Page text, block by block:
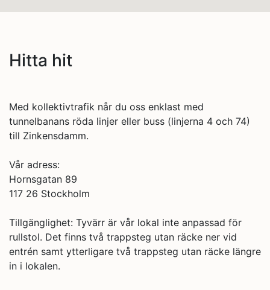
Hitta hit
Med kollektivtrafik når du oss enklast med
tunnelbanans röda linjer eller buss (linjerna 4 och 74)
till Zinkensdamm.
Vår adress:
Hornsgatan 89
117 26 Stockholm
Tillgänglighet: Tyvärr är vår lokal inte anpassad för
rullstol. Det finns två trappsteg utan räcke ner vid
entrén samt ytterligare två trappsteg utan räcke längre
in i lokalen.